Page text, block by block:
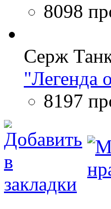
8098
Серж
"Легенда
8197